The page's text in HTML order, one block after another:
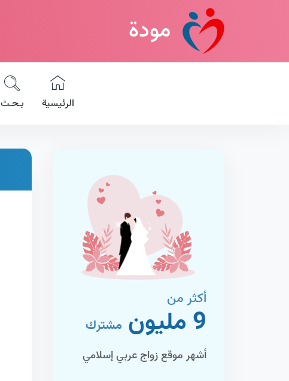
مودة
الرئيسية بـحـث
أكثر من
9 مليون مشترك
أشهر موقع زواج عربي إسلامي